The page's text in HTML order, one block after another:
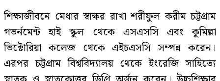
শিক্ষাজীবনে মেধার স্বাক্ষর রাখা শরীফুল করীম চট্টগ্রাম
গভর্নমেন্ট হাই স্কুল থেকে এসএসসি এবং কুমিল্লা
ভিক্টোরিয়া কলেজ থেকে এইচএসসি সম্পন্ন করেন।
এরপর চট্টগ্রাম বিশ্ববিদ্যালয় থেকে ইংরেজি সাহিত্যে